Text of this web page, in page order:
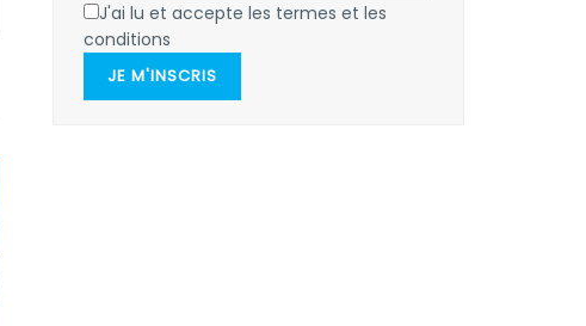
J'ai lu et accepte les termes et les
conditions
JE M'INSCRIS